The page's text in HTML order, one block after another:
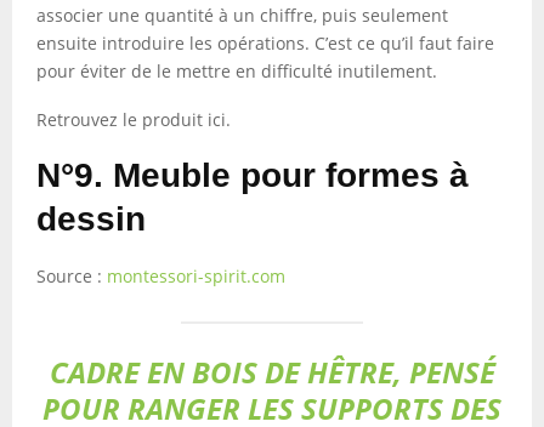
associer une quantité à un chiffre, puis seulement
ensuite introduire les opérations. C’est ce qu’il faut faire
pour éviter de le mettre en difficulté inutilement.
Retrouvez le produit ici.
N°9. Meuble pour formes à
dessin
Source : montessori-spirit.com
CADRE EN BOIS DE HÊTRE, PENSÉ
POUR RANGER LES SUPPORTS DES